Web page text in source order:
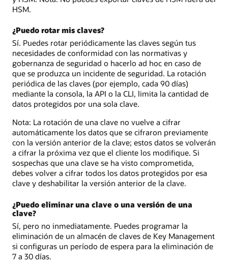
HSM.
¿Puedo rotar mis claves?
Sí. Puedes rotar periódicamente las claves según tus
necesidades de conformidad con las normativas y
gobernanza de seguridad o hacerlo ad hoc en caso de
que se produzca un incidente de seguridad. La rotación
periódica de las claves (por ejemplo, cada 90 días)
mediante la consola, la API o la CLI, limita la cantidad de
datos protegidos por una sola clave.
Nota: La rotación de una clave no vuelve a cifrar
automáticamente los datos que se cifraron previamente
con la versión anterior de la clave; estos datos se volverán
a cifrar la próxima vez que el cliente los modifique. Si
sospechas que una clave se ha visto comprometida,
debes volver a cifrar todos los datos protegidos por esa
clave y deshabilitar la versión anterior de la clave.
¿Puedo eliminar una clave o una versión de una
clave?
Sí, pero no inmediatamente. Puedes programar la
eliminación de un almacén de claves de Key Management
si configuras un período de espera para la eliminación de
7 a 30 días.